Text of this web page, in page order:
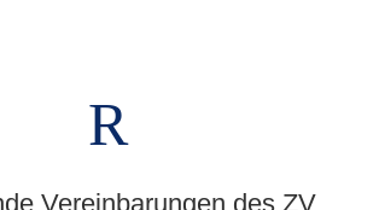
R
Vereinbarungen des ZV